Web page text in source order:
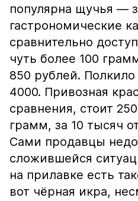
популярна щучья —
гастрономические
сравнительно
чуть более 100
850 рублей.
4000. Привозная
сравнения, стоит
грамм, за 10 тысяч
Сами продавцы
сложившейся
на прилавке есть
вот чёрная икра,